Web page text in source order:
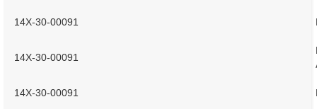
14X-30-00091
14X-30-00091
14X-30-00091